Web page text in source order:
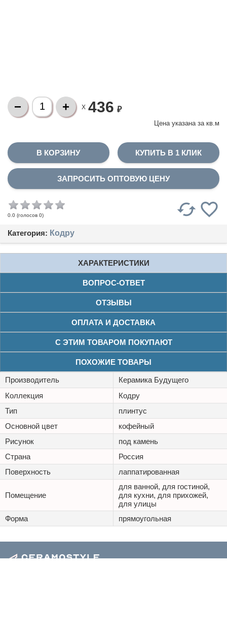
X 436 ₽
Цена указана за кв.м
КУПИТЬ В 1 КЛИК
ЗАПРОСИТЬ ОПТОВУЮ ЦЕНУ
0.0 (голосов 0)
Категория: Кодру
ХАРАКТЕРИСТИКИ
ВОПРОС-ОТВЕТ
ОТЗЫВЫ
ОПЛАТА И ДОСТАВКА
С ЭТИМ ТОВАРОМ ПОКУПАЮТ
ПОХОЖИЕ ТОВАРЫ
Производитель
Керамика Будущего
Коллекция
Кодру
Тип
плинтус
Основной цвет
кофейный
Рисунок
под камень
Страна
Россия
Поверхность
лаппатированная
Помещение
для ванной, для гостиной,
для кухни, для прихожей,
для улицы
Форма
прямоугольная